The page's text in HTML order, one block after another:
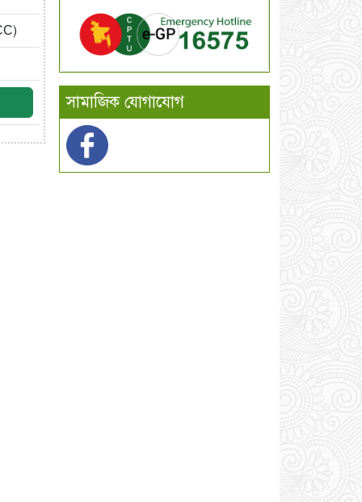
সামাজিক যোগাযোগ